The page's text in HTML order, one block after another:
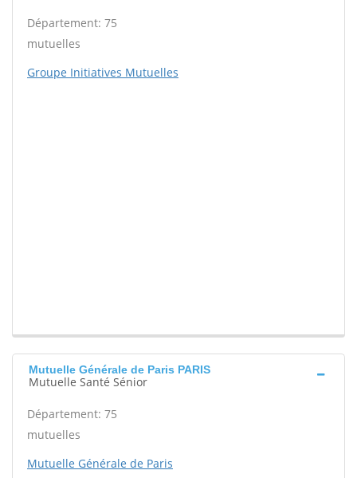
Département: 75
mutuelles
Groupe Initiatives Mutuelles
Mutuelle Générale de Paris PARIS
Mutuelle Santé Sénior
Département: 75
mutuelles
Mutuelle Générale de Paris